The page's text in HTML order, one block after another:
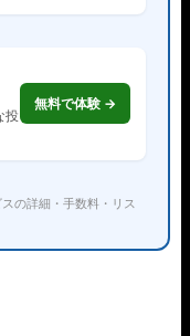
投
無料で体験 →
の詳細・手数料・リス